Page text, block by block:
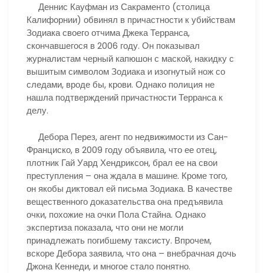
Деннис Кауфман из Сакраменто (столица
Калифорнии) обвинял в причастности к убийствам
Зодиака своего отчима Джека Терранса,
скончавшегося в 2006 году. Он показывал
журналистам черный капюшон с маской, накидку с
вышитым символом Зодиака и изогнутый нож со
следами, вроде бы, крови. Однако полиция не
нашла подтверждений причастности Терранса к
делу.
Дебора Перез, агент по недвижимости из Сан-
Франциско, в 2009 году объявила, что ее отец,
плотник Гай Уард Хендриксон, брал ее на свои
преступления – она ждала в машине. Кроме того,
он якобы диктовал ей письма Зодиака. В качестве
вещественного доказательства она предъявила
очки, похожие на очки Пола Стайна. Однако
экспертиза показала, что они не могли
принадлежать погибшему таксисту. Впрочем,
вскоре Дебора заявила, что она – внебрачная дочь
Джона Кеннеди, и многое стало понятно.